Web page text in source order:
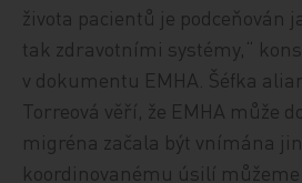
života pacientů je podceňován
tak zdravotními systémy,“
v dokumentu EMHA. Šéfka
Torreová věří, že EMHA může
migréna začala být vnímána
koordinovanému úsilí